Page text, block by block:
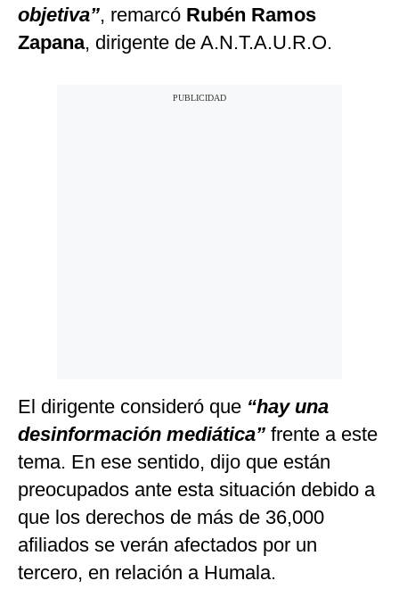
objetiva”, remarcó Rubén Ramos
Zapana, dirigente de A.N.T.A.U.R.O.
El dirigente consideró que “hay una
desinformación mediática” frente a este
tema. En ese sentido, dijo que están
preocupados ante esta situación debido a
que los derechos de más de 36,000
afiliados se verán afectados por un
tercero, en relación a Humala.